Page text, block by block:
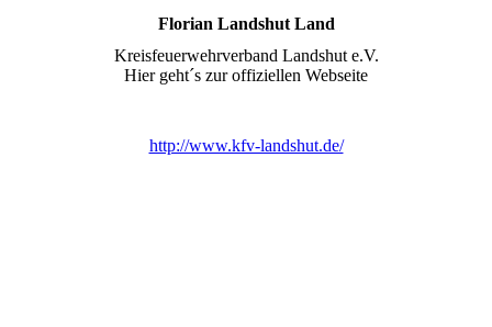
Florian Landshut Land
Kreisfeuerwehrverband Landshut e.V.
Hier geht´s zur offiziellen Webseite
http://www.kfv-landshut.de/